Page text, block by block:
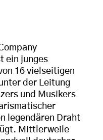
ein junges
16 vielseitigen
der Leitung
und Musikers
legendären Draht
Mittlerweile